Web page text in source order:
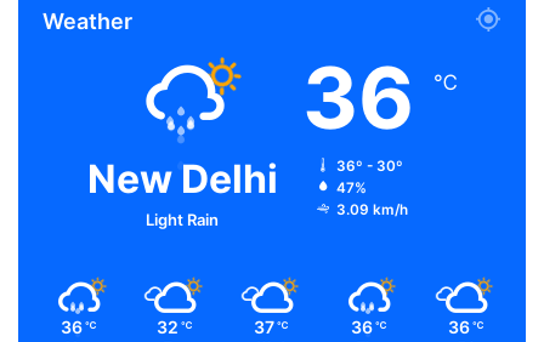
Weather
New Delhi
Light Rain
36 ℃
36º - 30º
47%
3.09 km/h
36 ℃ 32 ℃ 37 ℃ 36 ℃ 36 ℃